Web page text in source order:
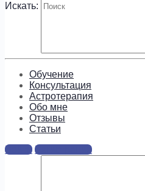
Искать:
Обучение
Консультация
Астротерапия
Обо мне
Отзывы
Cтатьи
Войти Регистрация
Будем на связи!
новых курсах!
.